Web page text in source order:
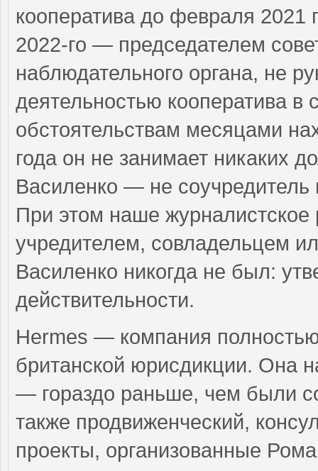
кооператива до февраля 2021
2022-го — председателем
наблюдательного органа, не
деятельностью кооператива
обстоятельствам месяцами
года он не занимает никаких
Василенко — не соучредитель
При этом наше
учредителем, совладельцем
Василенко никогда не был:
действительности.
Hermes — компания
британской юрисдикции. Она
— гораздо раньше, чем были
также продвиженческий,
проекты, организованные